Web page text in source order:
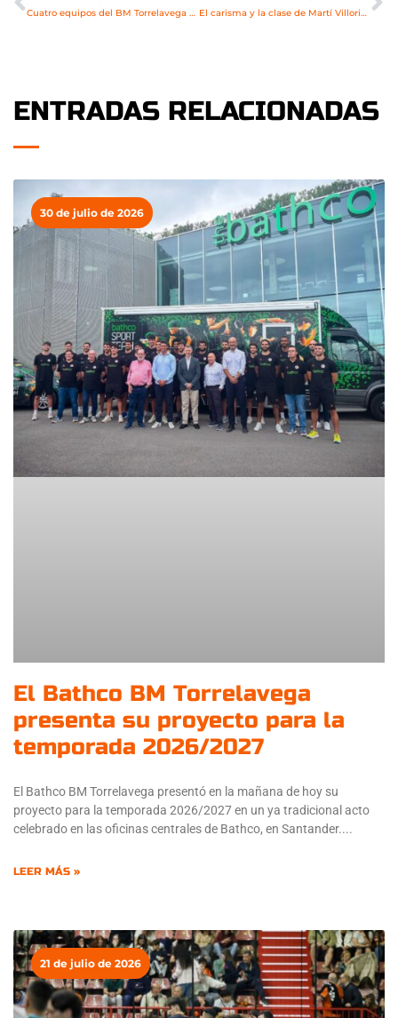
Cuatro equipos del BM Torrelavega disputan este fin de semana las finales regionales El carisma y la clase de Martí Villoria completan la plantilla del Bathco BM Torrelavega
ENTRADAS RELACIONADAS
El Bathco BM Torrelavega
presenta su proyecto para la
temporada 2026/2027
El Bathco BM Torrelavega presentó en la mañana de hoy su
proyecto para la temporada 2026/2027 en un ya tradicional acto
celebrado en las oficinas centrales de Bathco, en Santander.
LEER MÁS »
30 de julio de 2026
21 de julio de 2026